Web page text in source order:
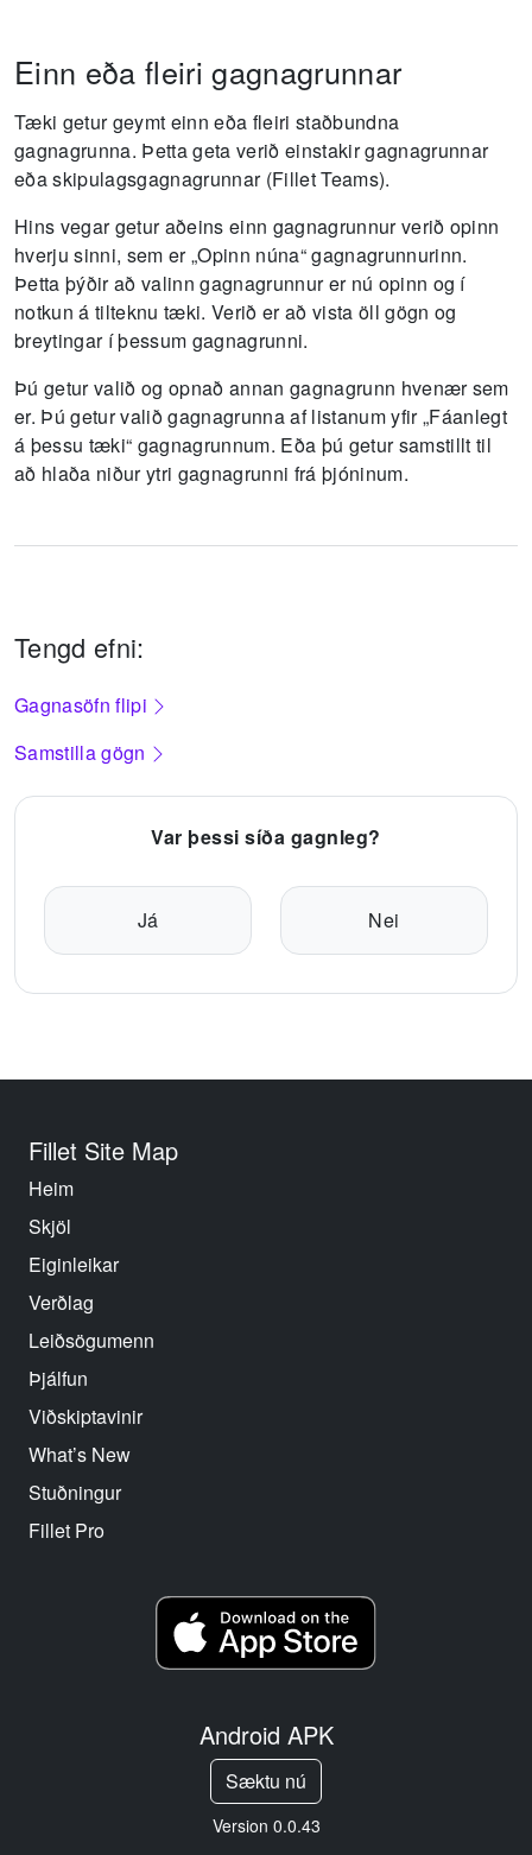
Einn eða fleiri gagnagrunnar
Tæki getur geymt einn eða fleiri staðbundna
gagnagrunna. Þetta geta verið einstakir gagnagrunnar
eða skipulagsgagnagrunnar (Fillet Teams).
Hins vegar getur aðeins einn gagnagrunnur verið opinn
hverju sinni, sem er „Opinn núna“ gagnagrunnurinn.
Þetta þýðir að valinn gagnagrunnur er nú opinn og í
notkun á tilteknu tæki. Verið er að vista öll gögn og
breytingar í þessum gagnagrunni.
Þú getur valið og opnað annan gagnagrunn hvenær sem
er. Þú getur valið gagnagrunna af listanum yfir „Fáanlegt
á þessu tæki“ gagnagrunnum. Eða þú getur samstillt til
að hlaða niður ytri gagnagrunni frá þjóninum.
Tengd efni:
Gagnasöfn flipi
Samstilla gögn
Var þessi síða gagnleg?
Já Nei
Fillet Site Map
Heim
Skjöl
Eiginleikar
Verðlag
Leiðsögumenn
Þjálfun
Viðskiptavinir
What’s New
Stuðningur
Fillet Pro
Android APK
Sæktu nú
Version 0.0.43